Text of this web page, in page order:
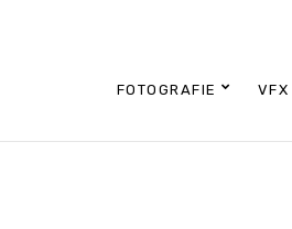
FOTOGRAFIE VFX